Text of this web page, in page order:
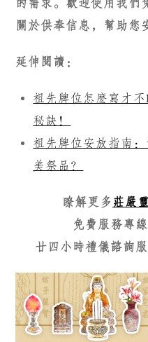
的需求。歡迎使用我們
關於供奉信息，幫助您
延伸閱讀：
祖先牌位怎麽寫才
秘訣！
祖先牌位安放指南
美祭品？
瞭解更多 莊嚴
免費服務專線
廿四小時禮儀諮詢服